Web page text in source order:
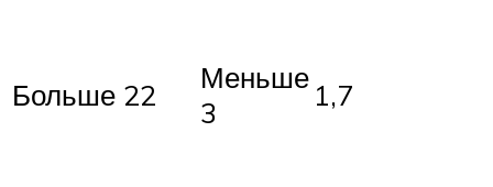
Больше 22
Меньше
3
1,7